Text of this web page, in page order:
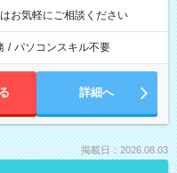
お気軽にご相談ください
/ パソコンスキル不要
詳細へ
掲載日：2026.08.03